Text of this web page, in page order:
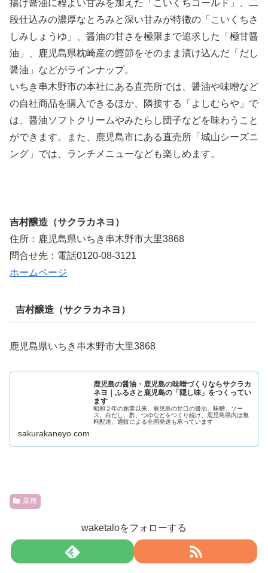
揚げ醤油に程よい甘みを加えた「こいくちゴールド」、二
段仕込みの濃厚なとろみと深い甘みが特徴の「こいくちさ
しみしょうゆ」、醤油の甘さを極限まで追求した「極甘醤
油」、鹿児島県枕崎産の鰹節をそのまま漬け込んだ「だし
醤油」などがラインナップ。
いちき串木野市の本社にある直売所では、醤油や味噌など
の自社商品を購入できるほか、隣接する「よしむらや」で
は、醤油ソフトクリームやみたらし団子などを味わうこと
ができます。また、鹿児島市にある直売所「城山シーズニ
ング」では、ランチメニューなども楽しめます。
吉村醸造（サクラカネヨ）
住所：鹿児島県いちき串木野市大里3868
問合せ先：電話0120-08-3121
ホームページ
吉村醸造（サクラカネヨ）
鹿児島県いちき串木野市大里3868
鹿児島の醤油・鹿児島の味噌づくりならサクラカ
ネヨ｜ふるさと鹿児島の「隠し味」をつくってい
ます
昭和２年の創業以来、鹿児島の甘口の醤油、味噌、ソー
ス、白だし、酢、つゆなどをつくり続け、鹿児島県内は無
料配達、通販による全国発送も承っています
sakurakaneyo.com
業務
waketaloをフォローする